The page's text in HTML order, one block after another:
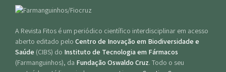
A Revista Fitos é um periódico científico interdisciplinar em acesso
aberto editado pelo Centro de Inovação em Biodiversidade e
Saúde (CIBS) do Instituto de Tecnologia em Fármacos
(Farmanguinhos), da Fundação Oswaldo Cruz. Todo o seu